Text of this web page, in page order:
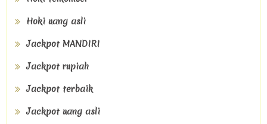
Hoki uang asli
Jackpot MANDIRI
Jackpot rupiah
Jackpot terbaik
Jackpot uang asli